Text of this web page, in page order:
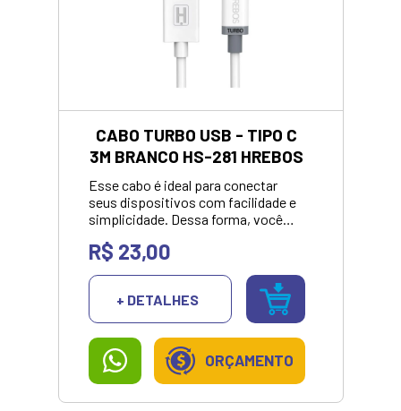
CABO TURBO USB - TIPO C
3M BRANCO HS-281 HREBOS
Esse cabo é ideal para conectar
seus dispositivos com facilidade e
simplicidade. Dessa forma, você
alguns passos e de maneira segura e
R$ 23,00
+ DETALHES
ORÇAMENTO